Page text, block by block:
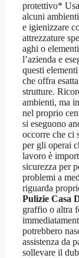
protettivo*
alcuni
e igienizzare
attrezzature
aghi o
l’azienda e
questi
che offra
strutture.
ambienti, ma
nel proprio
si eseguono
occorre che ci
per gli operai
lavoro è
sicurezza per
problemi a
riguarda
Pulizie Casa
graffio o altra
potrebbero
assistenza da
sollevare il